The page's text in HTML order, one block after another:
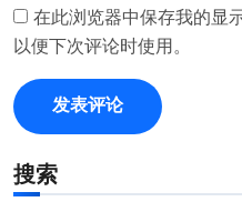
在此浏览器中保存我的显
以便下次评论时使用。
搜索